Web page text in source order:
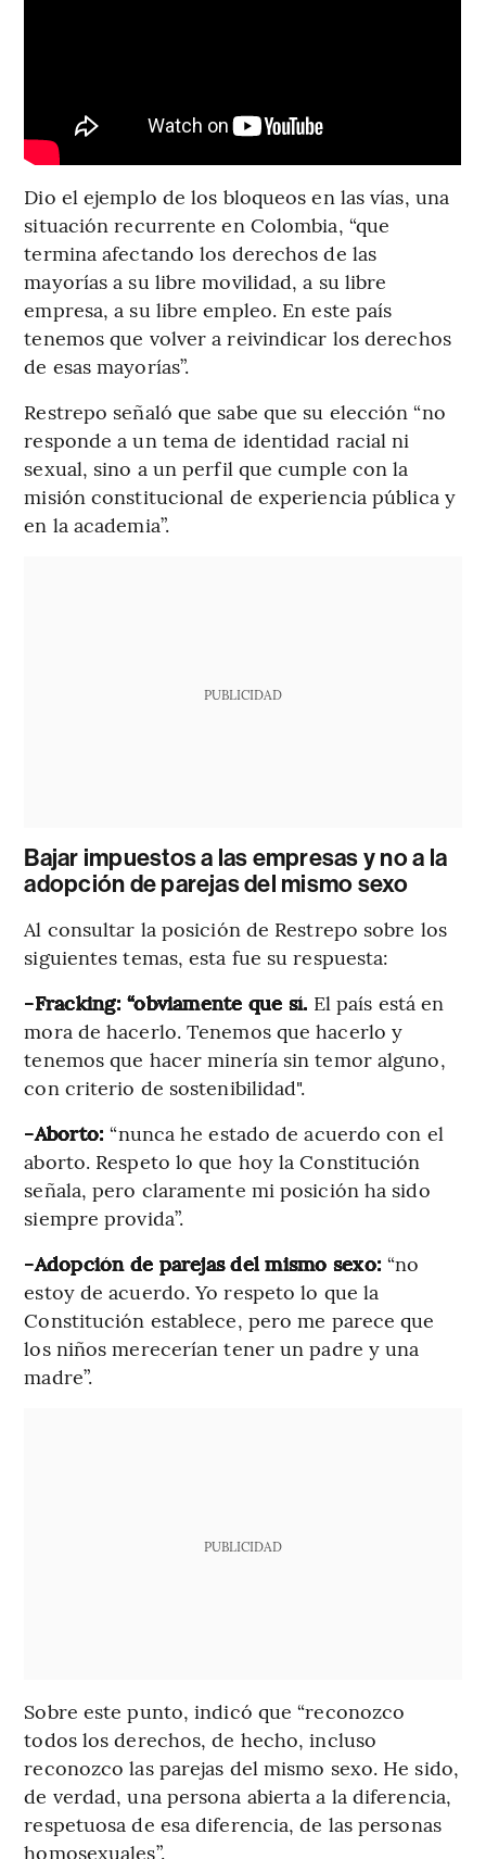
Dio el ejemplo de los bloqueos en las vías, una
situación recurrente en Colombia, “que
termina afectando los derechos de las
mayorías a su libre movilidad, a su libre
empresa, a su libre empleo. En este país
tenemos que volver a reivindicar los derechos
de esas mayorías”.
Restrepo señaló que sabe que su elección “no
responde a un tema de identidad racial ni
sexual, sino a un perfil que cumple con la
misión constitucional de experiencia pública y
en la academia”.
PUBLICIDAD
Bajar impuestos a las empresas y no a la
adopción de parejas del mismo sexo
Al consultar la posición de Restrepo sobre los
siguientes temas, esta fue su respuesta:
-Fracking: “obviamente que sí. El país está en
mora de hacerlo. Tenemos que hacerlo y
tenemos que hacer minería sin temor alguno,
con criterio de sostenibilidad".
-Aborto: “nunca he estado de acuerdo con el
aborto. Respeto lo que hoy la Constitución
señala, pero claramente mi posición ha sido
siempre provida”.
-Adopción de parejas del mismo sexo:“no
estoy de acuerdo. Yo respeto lo que la
Constitución establece, pero me parece que
los niños merecerían tener un padre y una
madre”.
PUBLICIDAD
Sobre este punto, indicó que “reconozco
todos los derechos, de hecho, incluso
reconozco las parejas del mismo sexo. He sido,
de verdad, una persona abierta a la diferencia,
respetuosa de esa diferencia, de las personas
homosexuales”.